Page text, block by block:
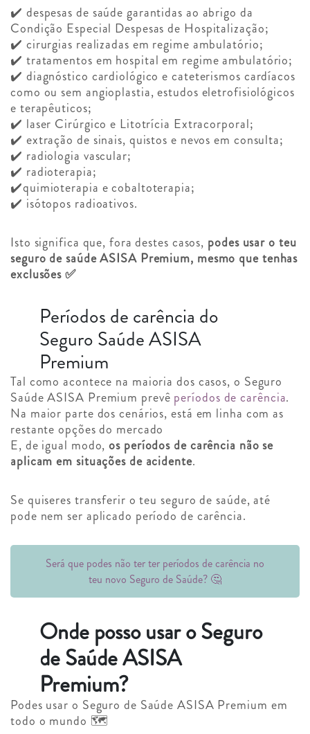
✔️ despesas de saúde garantidas ao abrigo da
Condição Especial Despesas de Hospitalização;
✔️ cirurgias realizadas em regime ambulatório;
✔️ tratamentos em hospital em regime ambulatório;
✔️ diagnóstico cardiológico e cateterismos cardíacos
como ou sem angioplastia, estudos eletrofisiológicos
e terapêuticos;
✔️ laser Cirúrgico e Litotrícia Extracorporal;
✔️ extração de sinais, quistos e nevos em consulta;
✔️ radiologia vascular;
✔️ radioterapia;
✔️quimioterapia e cobaltoterapia;
✔️ isótopos radioativos.
Isto significa que, fora destes casos, podes usar o teu
seguro de saúde ASISA Premium, mesmo que tenhas
exclusões ✅
Períodos de carência do
Seguro Saúde ASISA
Premium
Tal como acontece na maioria dos casos, o Seguro
Saúde ASISA Premium prevê períodos de carência.
Na maior parte dos cenários, está em linha com as
restante opções do mercado
E, de igual modo,os períodos de carência não se
aplicam em situações de acidente.
Se quiseres transferir o teu seguro de saúde, até
pode nem ser aplicado período de carência.
Será que podes não ter ter períodos de carência no
teu novo Seguro de Saúde? 🤔
Onde posso usar o Seguro
de Saúde ASISA
Premium?
Podes usar o Seguro de Saúde ASISA Premium em
todo o mundo 🗺️